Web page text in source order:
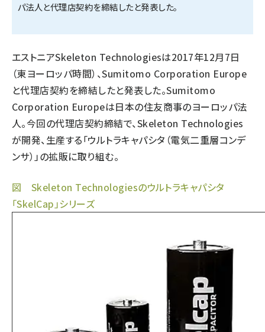
パ法人と代理店契約を締結したと発表した。
エストニアSkeleton Technologiesは2017年12月7日
（東ヨーロッパ時間）、Sumitomo Corporation Europe
と代理店契約を締結したと発表した。Sumitomo
Corporation Europeは日本の住友商事のヨーロッパ法
人。今回の代理店契約締結で、Skeleton Technologies
が開発、生産する「ウルトラキャパシタ（電気二重層コンデ
ンサ）」の拡販に取り組む。
図 Skeleton Technologiesのウルトラキャパシタ
「SkelCap」シリーズ